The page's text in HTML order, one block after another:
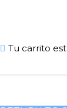
Tu carrito